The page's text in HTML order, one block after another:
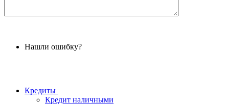
Нашли ошибку?
Кредиты
Кредит наличными